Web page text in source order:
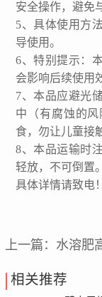
安全操作，避免
5、具体使用方
导使用。
6、特别提示：
会影响后续使用
7、本品应避光
中（有腐蚀的
食，勿让儿童接
8、本品运输时
轻放，不可倒置。
具体详情请致电！
上一篇： 水溶肥高
相关推荐